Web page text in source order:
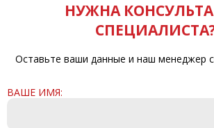
НУЖНА
Оставьте ваши данные и наш менеджер
ВАШЕ ИМЯ: